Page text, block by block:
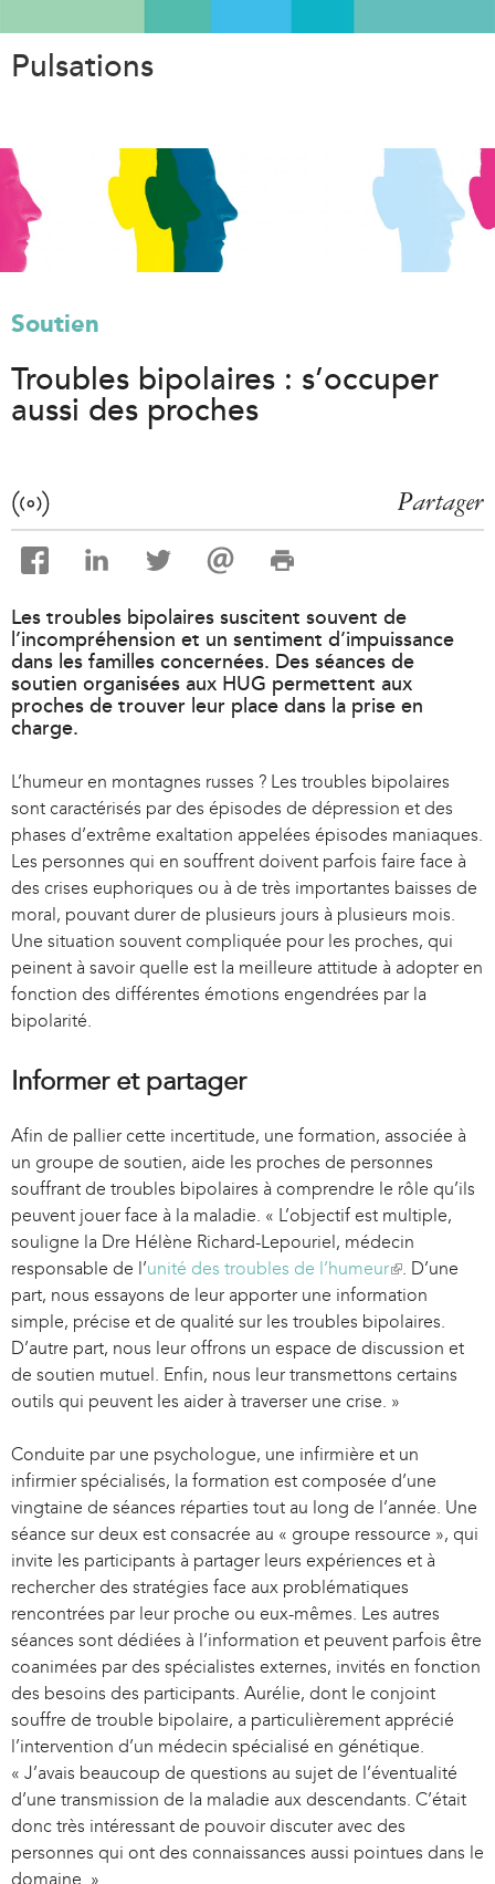
Pulsations
Soutien
Troubles bipolaires : s’occuper
aussi des proches
Partager
Les troubles bipolaires suscitent souvent de
l’incompréhension et un sentiment d’impuissance
dans les familles concernées. Des séances de
soutien organisées aux HUG permettent aux
proches de trouver leur place dans la prise en
charge.
L’humeur en montagnes russes ? Les troubles bipolaires
sont caractérisés par des épisodes de dépression et des
phases d’extrême exaltation appelées épisodes maniaques.
Les personnes qui en souffrent doivent parfois faire face à
des crises euphoriques ou à de très importantes baisses de
moral, pouvant durer de plusieurs jours à plusieurs mois.
Une situation souvent compliquée pour les proches, qui
peinent à savoir quelle est la meilleure attitude à adopter en
fonction des différentes émotions engendrées par la
bipolarité.
Informer et partager
Afin de pallier cette incertitude, une formation, associée à
un groupe de soutien, aide les proches de personnes
souffrant de troubles bipolaires à comprendre le rôle qu’ils
peuvent jouer face à la maladie. « L’objectif est multiple,
souligne la Dre Hélène Richard-Lepouriel, médecin
responsable de l’unité des troubles de l’humeur(
l
i
n
k
i
e
x
t
e
r
n
a
)
. D’une
part, nous essayons de leur apporter une information
simple, précise et de qualité sur les troubles bipolaires.
D’autre part, nous leur offrons un espace de discussion et
de soutien mutuel. Enfin, nous leur transmettons certains
outils qui peuvent les aider à traverser une crise. »
Conduite par une psychologue, une infirmière et un
infirmier spécialisés, la formation est composée d’une
vingtaine de séances réparties tout au long de l’année. Une
séance sur deux est consacrée au « groupe ressource », qui
invite les participants à partager leurs expériences et à
rechercher des stratégies face aux problématiques
rencontrées par leur proche ou eux-mêmes. Les autres
séances sont dédiées à l’information et peuvent parfois être
coanimées par des spécialistes externes, invités en fonction
des besoins des participants. Aurélie, dont le conjoint
souffre de trouble bipolaire, a particulièrement apprécié
l’intervention d’un médecin spécialisé en génétique.
« J’avais beaucoup de questions au sujet de l’éventualité
d’une transmission de la maladie aux descendants. C’était
donc très intéressant de pouvoir discuter avec des
personnes qui ont des connaissances aussi pointues dans le
domaine. »